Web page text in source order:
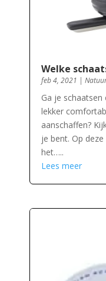
Welke
feb 4, 2021 |
Ga je schaatsen
lekker
aanschaffen?
je bent. Op
het…..
Lees meer